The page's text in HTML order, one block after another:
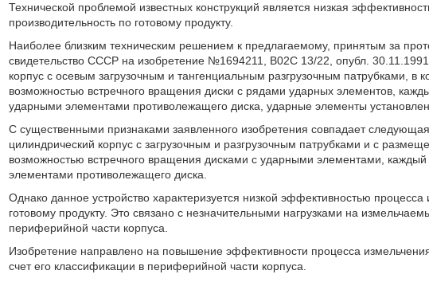
Технической проблемой известных конструкций является низкая
производительность по готовому продукту.
Наиболее близким техническим решением к предлагаемому, принятым за
свидетельство СССР на изобретение №1694211, В02С 13/22, опубл.
корпус с осевым загрузочным и тангенциальным разгрузочным патрубками, в
возможностью встречного вращения диски с рядами ударных элементов,
ударными элементами противолежащего диска, ударные элементы
С существенными признаками заявленного изобретения совпадает следующая
цилиндрический корпус с загрузочным и разгрузочным патрубками и с
возможностью встречного вращения дисками с ударными элементами,
элементами противолежащего диска.
Однако данное устройство характеризуется низкой эффективностью
готовому продукту. Это связано с незначительными нагрузками на
периферийной части корпуса.
Изобретение направлено на повышение эффективности процесса
счет его классификации в периферийной части корпуса.